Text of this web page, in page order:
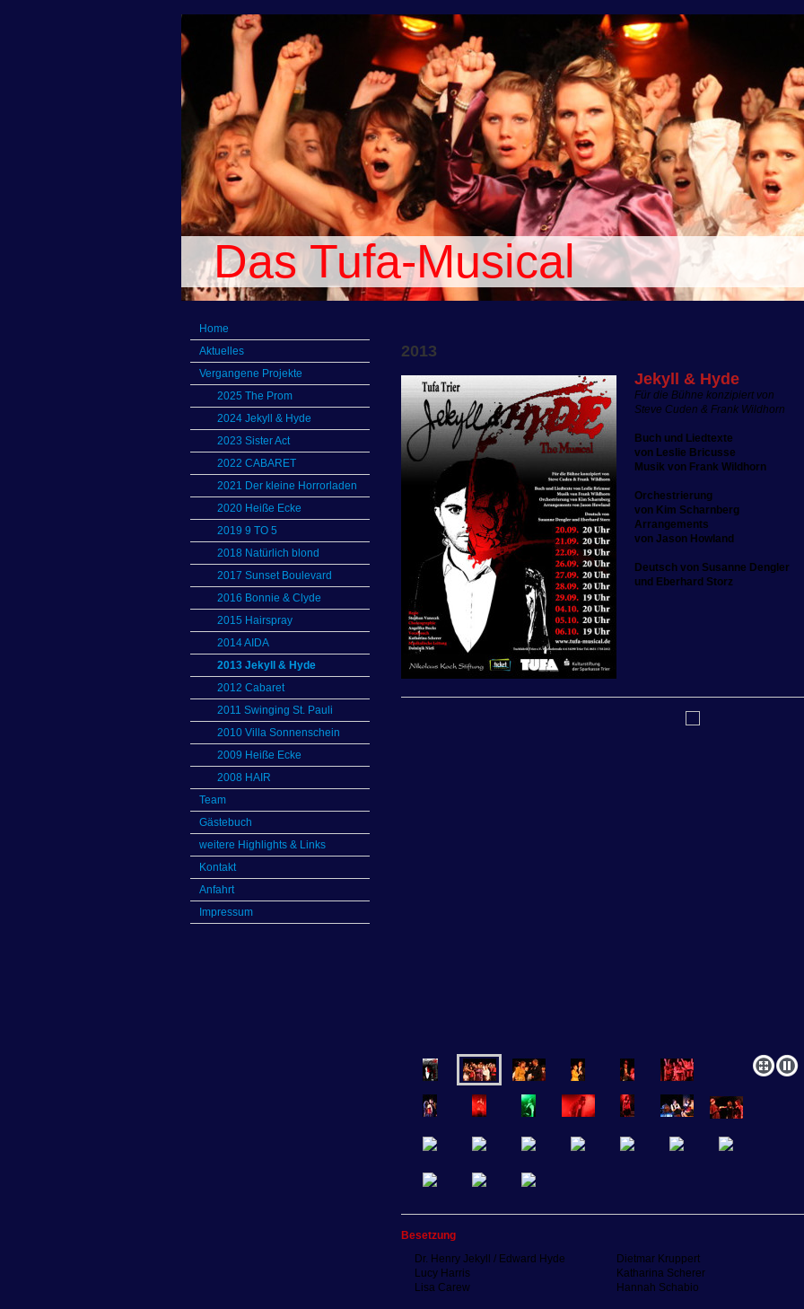
Das Tufa-Musical
Home
Aktuelles
Vergangene Projekte
2025 The Prom
2024 Jekyll & Hyde
2023 Sister Act
2022 CABARET
2021 Der kleine Horrorladen
2020 Heiße Ecke
2019 9 TO 5
2018 Natürlich blond
2017 Sunset Boulevard
2016 Bonnie & Clyde
2015 Hairspray
2014 AIDA
2013 Jekyll & Hyde
2012 Cabaret
2011 Swinging St. Pauli
2010 Villa Sonnenschein
2009 Heiße Ecke
2008 HAIR
Team
Gästebuch
weitere Highlights & Links
Kontakt
Anfahrt
Impressum
2013
Jekyll & Hyde
Für die Bühne konzipiert von
Steve Cuden & Frank Wildhorn
Buch und Liedtexte
von Leslie Bricusse
Musik von Frank Wildhorn
Orchestrierung
von Kim Scharnberg
Arrangements
von Jason Howland
Deutsch von Susanne Dengler
und Eberhard Storz
Besetzung
Dr. Henry Jekyll / Edward Hyde
Lucy Harris
Lisa Carew
Dietmar Kruppert
Katharina Scherer
Hannah Schabio